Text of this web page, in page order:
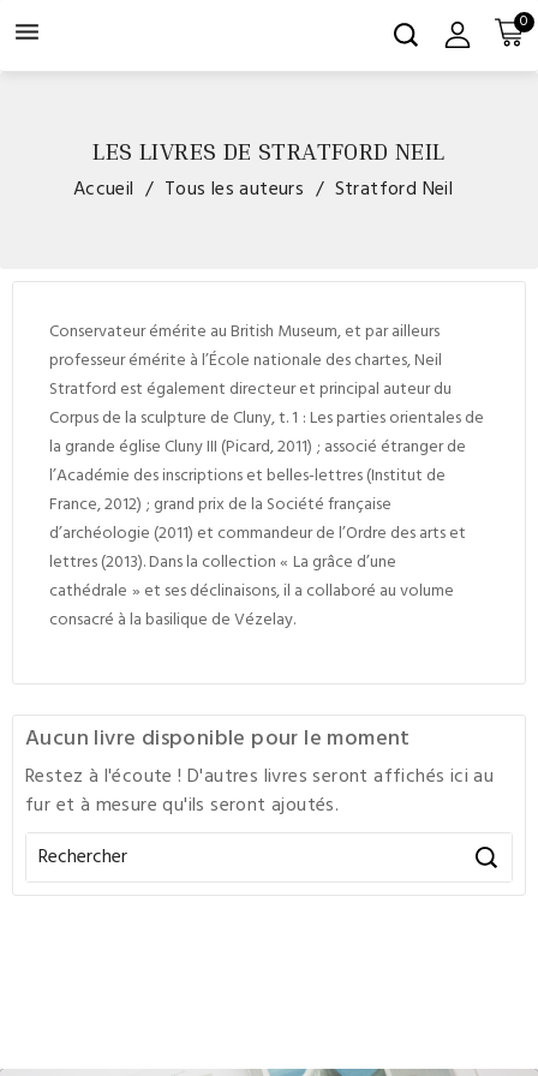
 0
LES LIVRES DE STRATFORD NEIL
Accueil Tous les auteurs Stratford Neil
Conservateur émérite au British Museum, et par ailleurs
professeur émérite à l’École nationale des chartes, Neil
Stratford est également directeur et principal auteur du
Corpus de la sculpture de Cluny, t. 1 :Les parties orientales de
la grande église Cluny III (Picard, 2011) ; associé étranger de
l’Académie des inscriptions et belles-lettres (Institut de
France, 2012) ; grand prix de la Société française
d’archéologie (2011) et commandeur de l’Ordre des arts et
lettres (2013). Dans la collection « La grâce d’une
cathédrale » et ses déclinaisons, il a collaboré au volume
consacré à la basilique de Vézelay.
Aucun livre disponible pour le moment
Restez à l'écoute ! D'autres livres seront affichés ici au
fur et à mesure qu'ils seront ajoutés.